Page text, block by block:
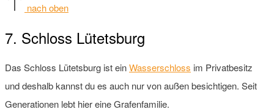
nach oben
7. Schloss Lütetsburg
Das Schloss Lütetsburg ist einWasserschloss im Privatbesitz
und deshalb kannst du es auch nur von außen besichtigen. Seit
Generationen lebt hier eine Grafenfamilie.